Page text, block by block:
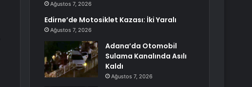
Ağustos 7, 2026
Edirne’de Motosiklet Kazası: İki Yaralı
Ağustos 7, 2026
Adana’da Otomobil
Sulama Kanalında Asılı
Kaldı
Ağustos 7, 2026